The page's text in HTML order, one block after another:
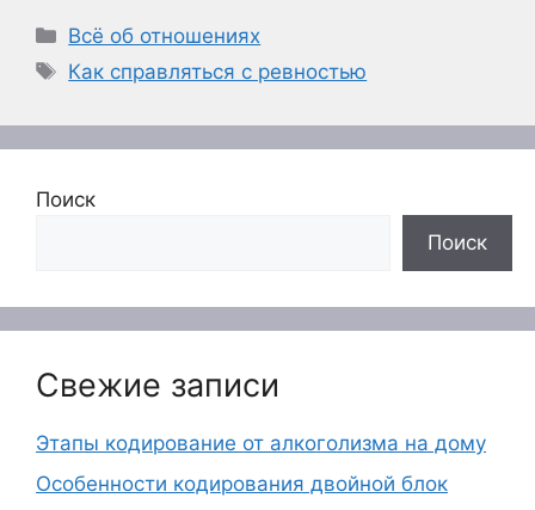
Рубрики
Всё об отношениях
Метки
Как справляться с ревностью
Поиск
Поиск
Свежие записи
Этапы кодирование от алкоголизма на дому
Особенности кодирования двойной блок